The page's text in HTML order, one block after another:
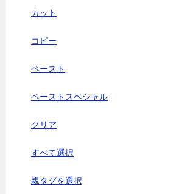
カット
コピー
ペースト
ペーストスペシャル
クリア
すべて選択
親タグを選択